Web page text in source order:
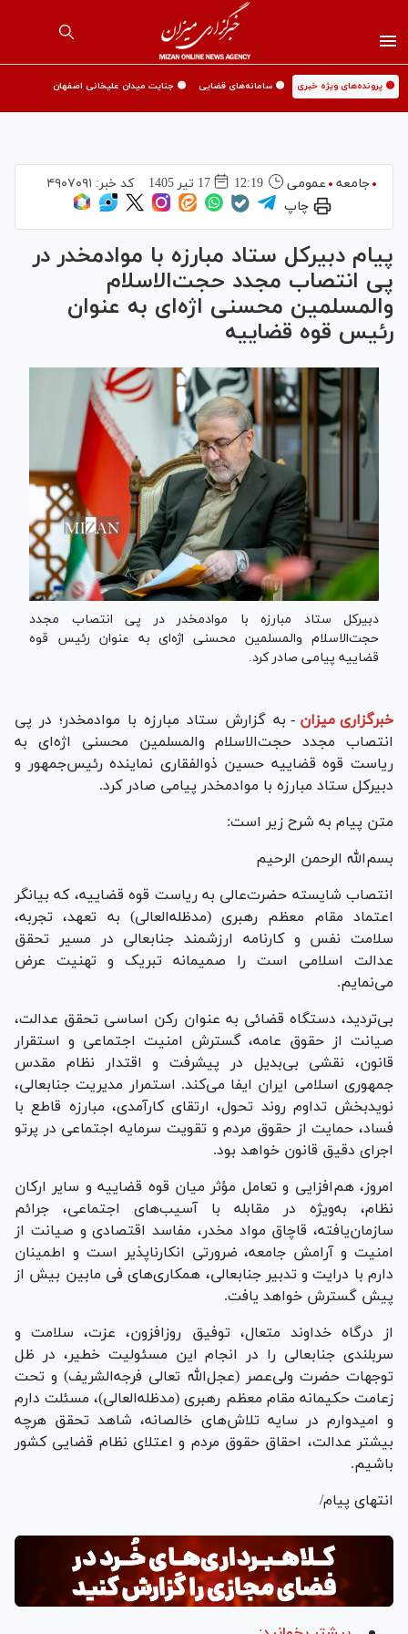
🟡 پرونده‌های ویژه خبری 🟡 سامانه‌های قضایی 🟡 جنایت میدان علیخانی اصفهان
جامعه عمومی 12:19 17 تير 1405 کد خبر: ۴۹۰۷۰۹۱
چاپ
پیام دبیرکل ستاد مبارزه با موادمخدر در
پی انتصاب مجدد حجت‌الاسلام
والمسلمین محسنی اژه‌ای به عنوان
رئیس قوه قضاییه
دبیرکل ستاد مبارزه با موادمخدر در پی انتصاب مجدد
حجت‌الاسلام والمسلمین محسنی اژه‌ای به عنوان رئیس قوه
قضاییه پیامی صادر کرد.
خبرگزاری میزان - به گزارش ستاد مبارزه با موادمخدر؛ در پی
انتصاب مجدد حجت‌الاسلام والمسلمین محسنی اژه‌ای به
ریاست قوه قضاییه حسین ذوالفقاری نماینده رئیس‌جمهور و
دبیرکل ستاد مبارزه با موادمخدر پیامی صادر کرد.
متن پیام به شرح زیر است:
بسم‌الله الرحمن الرحیم
انتصاب شایسته حضرت‌عالی به ریاست قوه قضاییه، که بیانگر
اعتماد مقام معظم رهبری (مدظله‌العالی) به تعهد، تجربه،
سلامت نفس و کارنامه ارزشمند جنابعالی در مسیر تحقق
عدالت اسلامی است را صمیمانه تبریک و تهنیت عرض
می‌نمایم.
بی‌تردید، دستگاه قضائی به عنوان رکن اساسی تحقق عدالت،
صیانت از حقوق عامه، گسترش امنیت اجتماعی و استقرار
قانون، نقشی بی‌بدیل در پیشرفت و اقتدار نظام مقدس
جمهوری اسلامی ایران ایفا می‌کند. استمرار مدیریت جنابعالی،
نویدبخش تداوم روند تحول، ارتقای کارآمدی، مبارزه قاطع با
فساد، حمایت از حقوق مردم و تقویت سرمایه اجتماعی در پرتو
اجرای دقیق قانون خواهد بود.
امروز، هم‌افزایی و تعامل مؤثر میان قوه قضاییه و سایر ارکان
نظام، به‌ویژه در مقابله با آسیب‌های اجتماعی، جرائم
سازمان‌یافته، قاچاق مواد مخدر، مفاسد اقتصادی و صیانت از
امنیت و آرامش جامعه، ضرورتی انکارناپذیر است و اطمینان
دارم با درایت و تدبیر جنابعالی، همکاری‌های فی مابین بیش از
پیش گسترش خواهد یافت.
از درگاه خداوند متعال، توفیق روزافزون، عزت، سلامت و
سربلندی جنابعالی را در انجام این مسئولیت خطیر، در ظل
توجهات حضرت ولی‌عصر (عجل‌الله تعالی فرجه‌الشریف) و تحت
زعامت حکیمانه مقام معظم رهبری (مدظله‌العالی)، مسئلت دارم
و امیدوارم در سایه تلاش‌های خالصانه، شاهد تحقق هرچه
بیشتر عدالت، احقاق حقوق مردم و اعتلای نظام قضایی کشور
باشیم.
انتهای پیام/